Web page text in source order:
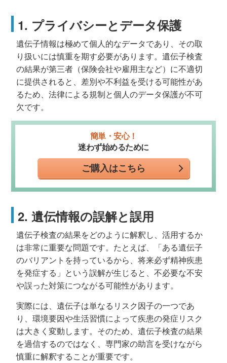
1. プライバシーとデータ保護
遺伝子情報は極めて個人的なデータであり、その取
り扱いには慎重を期す必要があります。遺伝子検査
の結果が第三者（保険会社や雇用主など）に不適切
に提供されると、差別や不利益を受ける可能性があ
るため、法律による規制と個人のデータ保護が不可
欠です。
簡単・安心！
迷わず始めるために
ご購入はこちら
2. 遺伝情報の誤解と誤用
遺伝子検査の結果をどのように解釈し、活用するか
は非常に重要な問題です。たとえば、「ある遺伝子
のバリアントを持っているから、将来必ず精神疾患
を発症する」という誤解が生じると、不必要な不安
や誤った対策につながる可能性があります。
実際には、遺伝子は単なるリスク因子の一つであ
り、環境要因や生活習慣によって疾患の発症リスク
は大きく変動します。そのため、遺伝子検査の結果
を過信するのではなく、専門家の助言を受けながら
慎重に解釈することが重要です。